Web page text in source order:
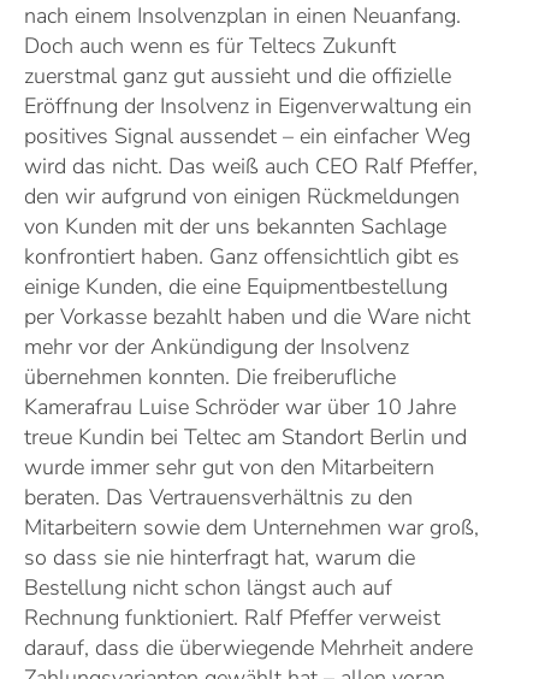
nach einem Insolvenzplan in einen Neuanfang.
Doch auch wenn es für Teltecs Zukunft
zuerstmal ganz gut aussieht und die offizielle
Eröffnung der Insolvenz in Eigenverwaltung ein
positives Signal aussendet – ein einfacher Weg
wird das nicht. Das weiß auch CEO Ralf Pfeffer,
den wir aufgrund von einigen Rückmeldungen
von Kunden mit der uns bekannten Sachlage
konfrontiert haben. Ganz offensichtlich gibt es
einige Kunden, die eine Equipmentbestellung
per Vorkasse bezahlt haben und die Ware nicht
mehr vor der Ankündigung der Insolvenz
übernehmen konnten. Die freiberufliche
Kamerafrau Luise Schröder war über 10 Jahre
treue Kundin bei Teltec am Standort Berlin und
wurde immer sehr gut von den Mitarbeitern
beraten. Das Vertrauensverhältnis zu den
Mitarbeitern sowie dem Unternehmen war groß,
so dass sie nie hinterfragt hat, warum die
Bestellung nicht schon längst auch auf
Rechnung funktioniert. Ralf Pfeffer verweist
darauf, dass die überwiegende Mehrheit andere